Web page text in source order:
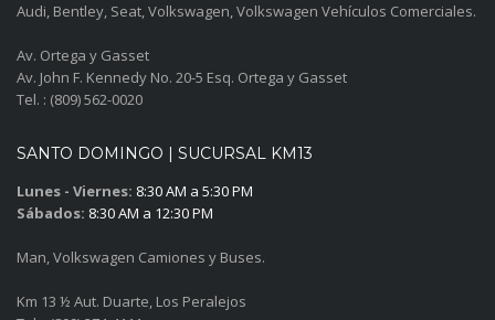
Audi, Bentley, Seat, Volkswagen, Volkswagen Vehículos Comerciales.
Av. Ortega y Gasset
Av. John F. Kennedy No. 20-5 Esq. Ortega y Gasset
Tel. : (809) 562-0020
SANTO DOMINGO | SUCURSAL KM13
Lunes - Viernes: 8:30 AM a 5:30 PM
Sábados: 8:30 AM a 12:30 PM
Man, Volkswagen Camiones y Buses.
Km 13 ½ Aut. Duarte, Los Peralejos